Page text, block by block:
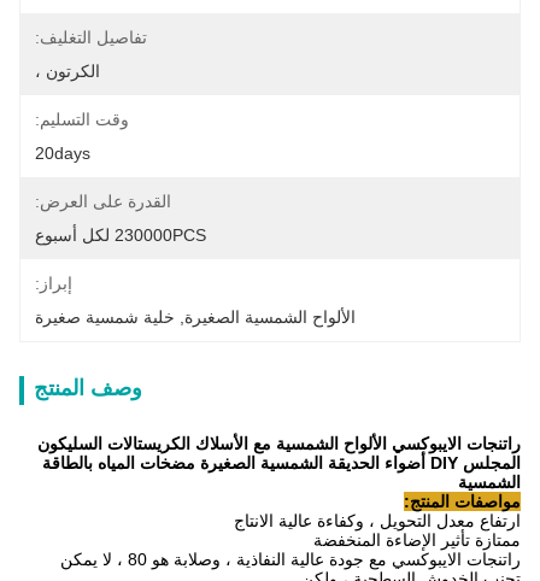
تفاصيل التغليف:
الكرتون ،
وقت التسليم:
20days
القدرة على العرض:
230000PCS لكل أسبوع
إبراز:
الألواح الشمسية الصغيرة
خلية شمسية صغيرة
وصف المنتج
راتنجات الايبوكسي الألواح الشمسية مع الأسلاك الكريستالات السليكون
المجلس DIY أضواء الحديقة الشمسية الصغيرة مضخات المياه بالطاقة
الشمسية
مواصفات المنتج:
ارتفاع معدل التحويل ، وكفاءة عالية الانتاج
ممتازة تأثير الإضاءة المنخفضة
راتنجات الايبوكسي مع جودة عالية النفاذية ، وصلابة هو 80 ، لا يمكن